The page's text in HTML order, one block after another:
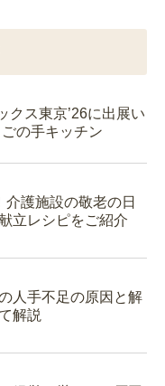
クス東京’26に出展い
の手キッチン
介護施設の敬老の日
立レシピをご紹介
人手不足の原因と解
解説